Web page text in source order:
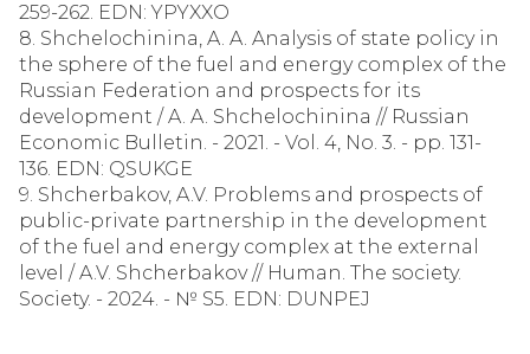
259-262. EDN: YPYXXO
8. Shchelochinina, A. A. Analysis of state policy in
the sphere of the fuel and energy complex of the
Russian Federation and prospects for its
development / A. A. Shchelochinina // Russian
Economic Bulletin. - 2021. - Vol. 4, No. 3. - pp. 131-
136. EDN: QSUKGE
9. Shcherbakov, A.V. Problems and prospects of
public-private partnership in the development
of the fuel and energy complex at the external
level / A.V. Shcherbakov // Human. The society.
Society. - 2024. - № S5. EDN: DUNPEJ